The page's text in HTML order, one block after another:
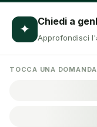
✦ Chiedi a
Approfondisci
TOCCA UNA